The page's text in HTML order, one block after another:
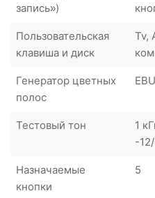
запись»)
Пользовательская
клавиша и диск
Tv,
Генератор цветных
полос
Тестовый тон
1
-
Назначаемые
кнопки
5